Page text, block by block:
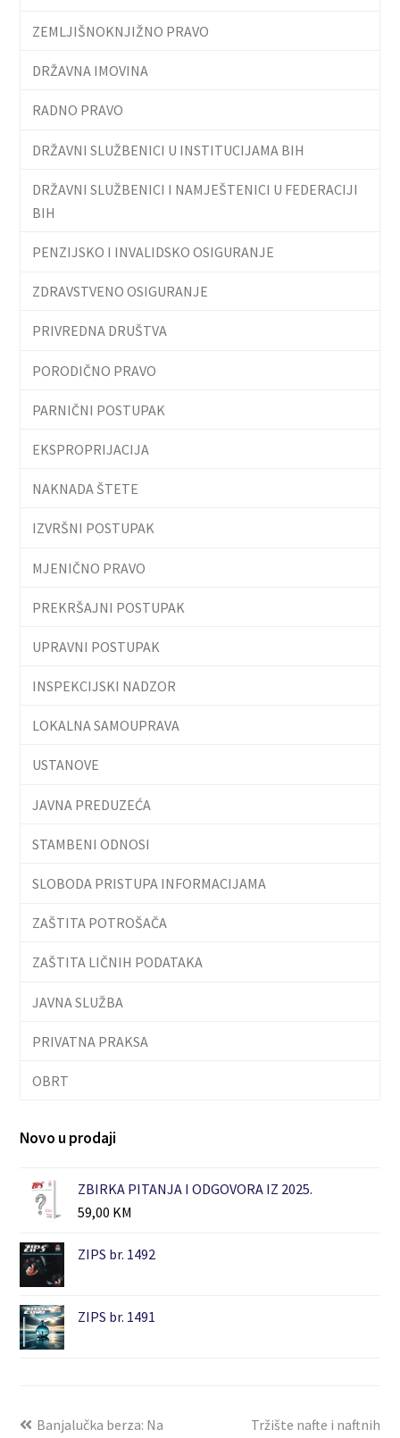
ZEMLJIŠNOKNJIŽNO PRAVO
DRŽAVNA IMOVINA
RADNO PRAVO
DRŽAVNI SLUŽBENICI U INSTITUCIJAMA BIH
DRŽAVNI SLUŽBENICI I NAMJEŠTENICI U FEDERACIJI
BIH
PENZIJSKO I INVALIDSKO OSIGURANJE
ZDRAVSTVENO OSIGURANJE
PRIVREDNA DRUŠTVA
PORODIČNO PRAVO
PARNIČNI POSTUPAK
EKSPROPRIJACIJA
NAKNADA ŠTETE
IZVRŠNI POSTUPAK
MJENIČNO PRAVO
PREKRŠAJNI POSTUPAK
UPRAVNI POSTUPAK
INSPEKCIJSKI NADZOR
LOKALNA SAMOUPRAVA
USTANOVE
JAVNA PREDUZEĆA
STAMBENI ODNOSI
SLOBODA PRISTUPA INFORMACIJAMA
ZAŠTITA POTROŠAČA
ZAŠTITA LIČNIH PODATAKA
JAVNA SLUŽBA
PRIVATNA PRAKSA
OBRT
Novo u prodaji
ZBIRKA PITANJA I ODGOVORA IZ 2025.
59,00 KM
ZIPS br. 1492
ZIPS br. 1491
Banjalučka berza: Na
Tržište nafte i naftnih